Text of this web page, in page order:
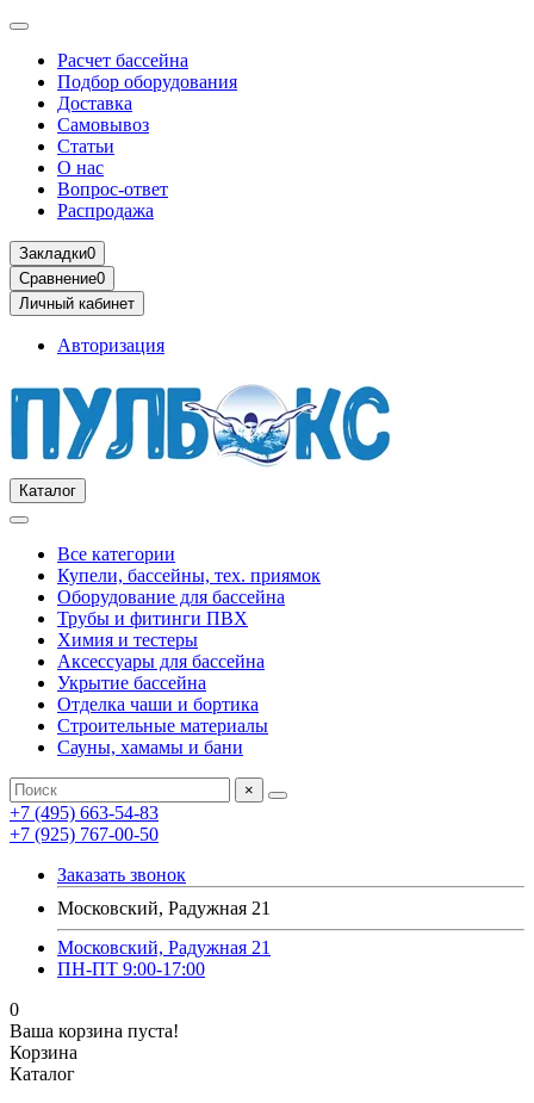
Расчет бассейна
Подбор оборудования
Доставка
Самовывоз
Статьи
О нас
Вопрос-ответ
Распродажа
Закладки0
Сравнение0
Личный кабинет
Авторизация
Каталог
Все категории
Купели, бассейны, тех. приямок
Оборудование для бассейна
Трубы и фитинги ПВХ
Химия и тестеры
Аксессуары для бассейна
Укрытие бассейна
Отделка чаши и бортика
Строительные материалы
Сауны, хамамы и бани
×
+7 (495) 663-54-83
+7 (925) 767-00-50
Заказать звонок
Московский, Радужная 21
Московский, Радужная 21
ПН-ПТ 9:00-17:00
0
Ваша корзина пуста!
Корзина
Каталог